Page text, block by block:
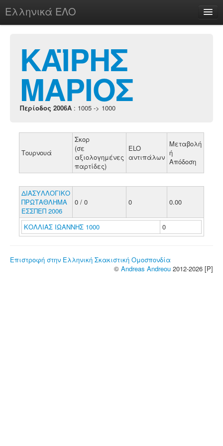
Ελληνικά ΕΛΟ
chesstu.be @ discord
Login
ΚΑΪΡΗΣ
ΜΑΡΙΟΣ
Περίοδος 2006A : 1005 -> 1000
Τουρνουά
Σκορ
(σε
αξιολογημένες
παρτίδες)
ELO
αντιπάλων
Μεταβολή
ή
Απόδοση
ΔΙΑΣΥΛΛΟΓΙΚΟ
ΠΡΩΤΑΘΛΗΜΑ
ΕΣΣΠΕΠ 2006
0 / 0 0 0.00
ΚΟΛΛΙΑΣ ΙΩΑΝΝΗΣ 1000 0
Επιστροφή στην Ελληνική Σκακιστική Ομοσπονδία
© Andreas Andreou 2012-2026 [P]